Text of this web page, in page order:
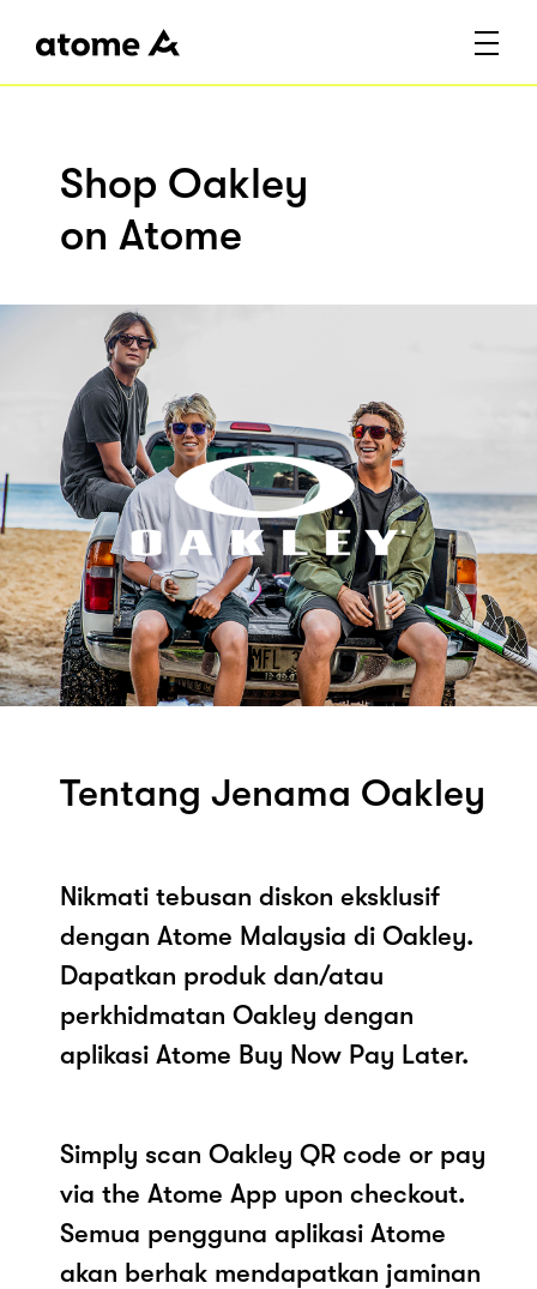
Shop Oakley
on Atome
Tentang Jenama Oakley
Nikmati tebusan diskon eksklusif
dengan Atome Malaysia di Oakley.
Dapatkan produk dan/atau
perkhidmatan Oakley dengan
aplikasi Atome Buy Now Pay Later.
Simply scan Oakley QR code or pay
via the Atome App upon checkout.
Semua pengguna aplikasi Atome
akan berhak mendapatkan jaminan